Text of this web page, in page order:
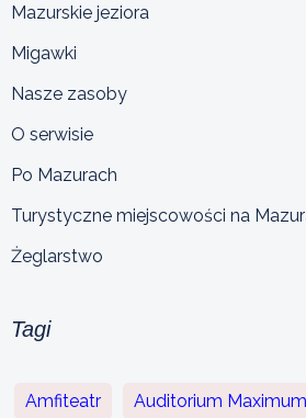
Mazurskie jeziora
Migawki
Nasze zasoby
O serwisie
Po Mazurach
Turystyczne miejscowości na
Żeglarstwo
Tagi
Amfiteatr Auditorium Maximum